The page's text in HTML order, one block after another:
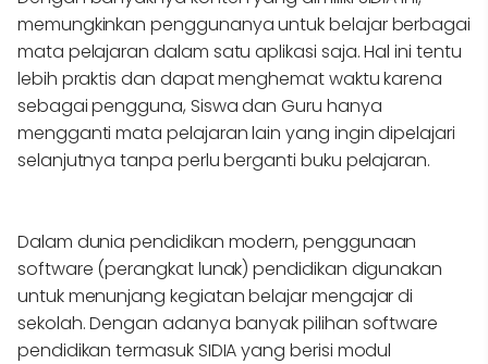
memungkinkan penggunanya untuk belajar berbagai
mata pelajaran dalam satu aplikasi saja. Hal ini tentu
lebih praktis dan dapat menghemat waktu karena
sebagai pengguna, Siswa dan Guru hanya
mengganti mata pelajaran lain yang ingin dipelajari
selanjutnya tanpa perlu berganti buku pelajaran.
Dalam dunia pendidikan modern, penggunaan
software (perangkat lunak) pendidikan digunakan
untuk menunjang kegiatan belajar mengajar di
sekolah. Dengan adanya banyak pilihan software
pendidikan termasuk SIDIA yang berisi modul